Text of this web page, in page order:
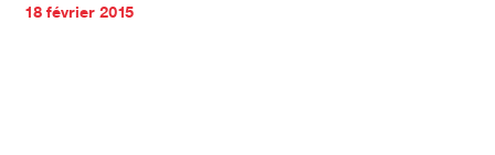
18 février 2015